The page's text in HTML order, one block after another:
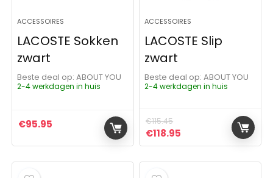
ACCESSOIRES
LACOSTE Sokken
zwart
Beste deal op:
ABOUT YOU
2-4 werkdagen in huis
€95.95
ACCESSOIRES
LACOSTE Slip
zwart
Beste deal op:
ABOUT YOU
2-4 werkdagen in huis
€115.45
Oorspronkelijke prijs was:
€118.95 Huidige prijs is: